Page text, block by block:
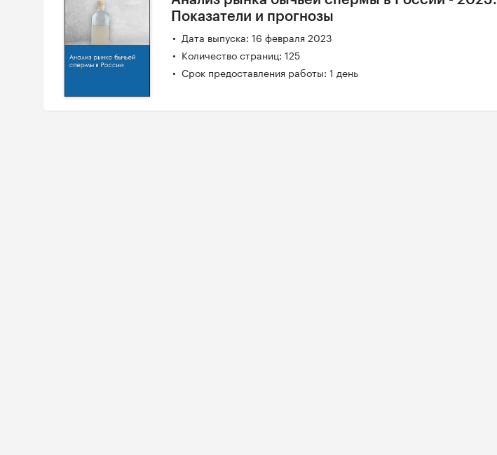
Показатели и прогнозы
Дата выпуска: 16 февраля 2023
Количество страниц: 125
Срок предоставления работы: 1 день